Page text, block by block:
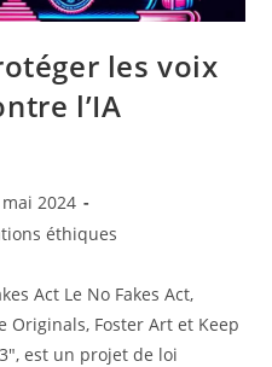
les voix
l’IA
2024
éthiques
Act Le No Fakes Act,
Foster Art et Keep
est un projet de loi